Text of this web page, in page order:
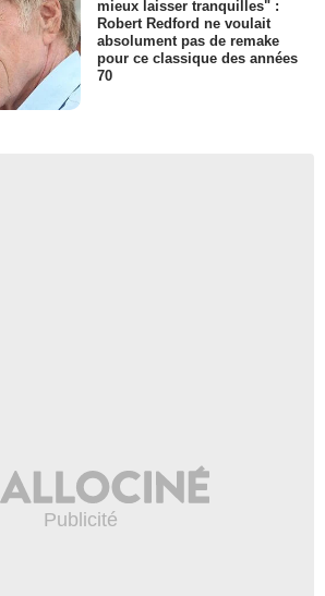
mieux laisser tranquilles" :
Robert Redford ne voulait
absolument pas de remake
pour ce classique des années
70